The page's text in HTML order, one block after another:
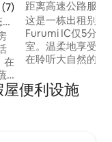
评分 5 分（满分 5 分）
(7)
距离高速公路服务
“涌泉别墅-
这是一栋出租别墅
Furumi IC仅5分钟车程。 浴
室。温柔地享受热
在聆听大自然的同
的夏天，这里也很
在舒缓大自然的声
便利设施